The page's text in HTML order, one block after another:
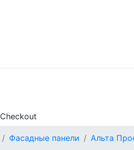
Checkout
Фасадные панели Альта